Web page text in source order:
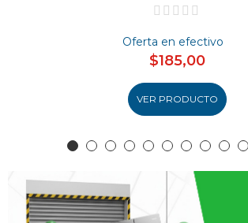
Oferta en efectivo
$185,00
VER PRODUCTO